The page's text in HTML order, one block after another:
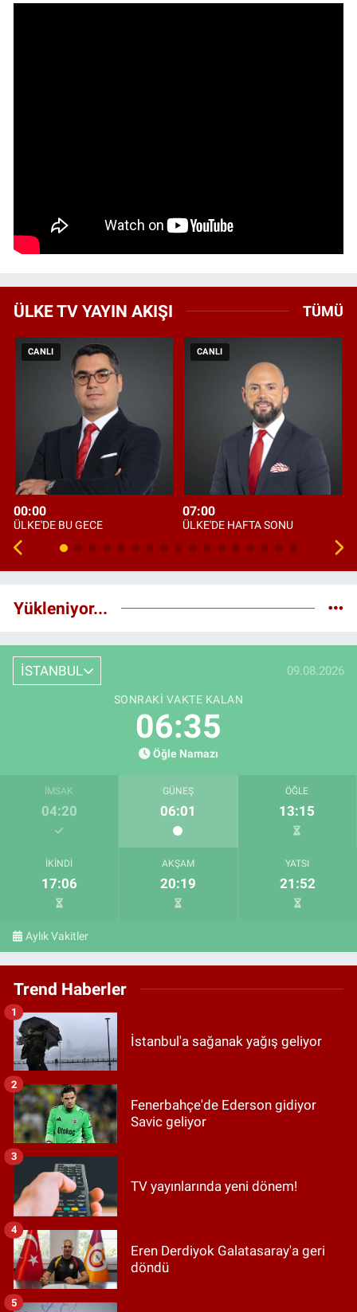
ÜLKE TV YAYIN AKIŞI TÜMÜ
CANLI
00:00
ÜLKE'DE BU GECE
CANLI
07:00
ÜLKE'DE HAFTA SONU
Yükleniyor...
İSTANBUL 09.08.2026
SONRAKI VAKTE KALAN
06:34
Öğle Namazı
İMSAK
04:20
GÜNEŞ
06:01
ÖĞLE
13:15
İKINDI
17:06
AKŞAM
20:19
YATSI
21:52
Aylık Vakitler
Trend Haberler
İstanbul'a sağanak yağış geliyor
1
Fenerbahçe'de Ederson gidiyor
Savic geliyor
2
TV yayınlarında yeni dönem!
3
Eren Derdiyok Galatasaray'a geri
döndü
4
5